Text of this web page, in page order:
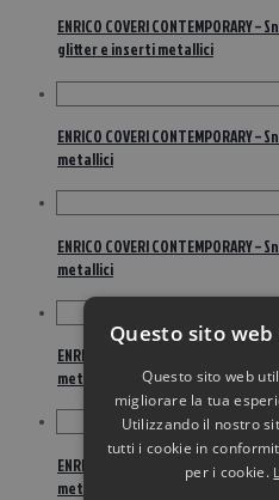
ENRICO COVERI CONTEMPORARY
glitter e inserti metallici
ENRICO COVERI CONTEMPORARY
metallici
ENRICO COVERI CONTEMPORARY
metallici
ENRICO COVERI CONTEMPORARY
metallici
ENRICO COVERI CONTEMPORARY
metallici
Questo sito
Questo sito web
migliorare la tua
Utilizzando il nostro
tutti i cookie in
per i cookie.